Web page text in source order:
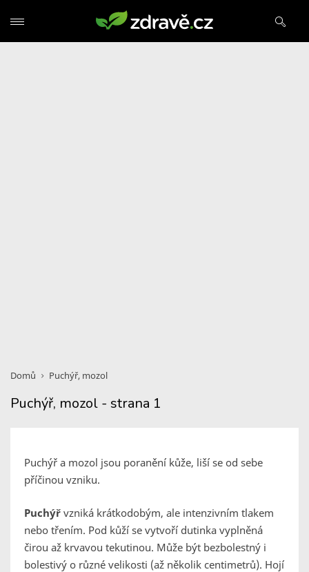
Domů Puchýř, mozol
Puchýř, mozol - strana 1
Puchýř a mozol jsou poranění kůže, liší se od sebe
příčinou vzniku.
Puchýř vzniká krátkodobým, ale intenzivním tlakem
nebo třením. Pod kůží se vytvoří dutinka vyplněná
čirou až krvavou tekutinou. Může být bezbolestný i
bolestivý o různé velikosti (až několik centimetrů). Hojí